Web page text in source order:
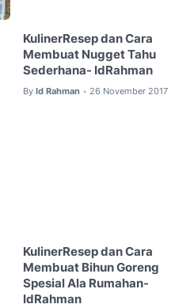
KulinerResep dan Cara
Membuat Nugget Tahu
Sederhana- IdRahman
By Id Rahman • 26 November 2017
KulinerResep dan Cara
Membuat Bihun Goreng
Spesial Ala Rumahan-
IdRahman